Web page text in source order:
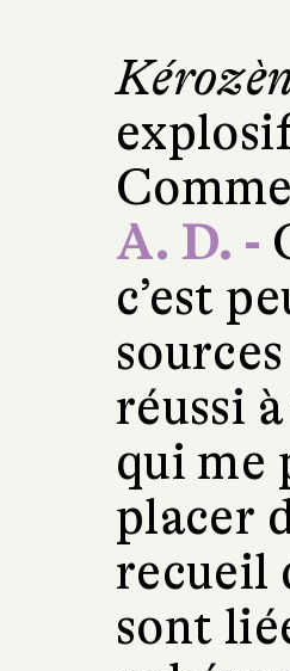
A. D. -
c’est
réussi
qui me
placer
recueil
sont